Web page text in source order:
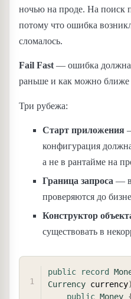
ночью на проде. На поиск
потому что ошибка
сломалось.
Fail Fast— ошибка должна
раньше и как можно ближе
Три рубежа:
Старт приложения
конфигурация
а не в рантайме на
Граница запроса —
проверяются до
Конструктор
существовать в
public record
Currency currency)
public Money